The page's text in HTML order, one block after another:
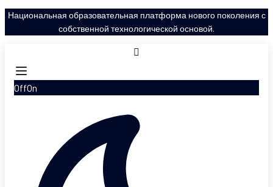
Национальная образовательная платформа нового поколения с
собственной технологической основой.
OffOn